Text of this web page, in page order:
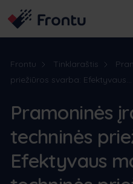
Frontu Tinklaraštis
priežiūros svarba: Efektyvaus...
Pramoninės
techninės
Efektyvaus